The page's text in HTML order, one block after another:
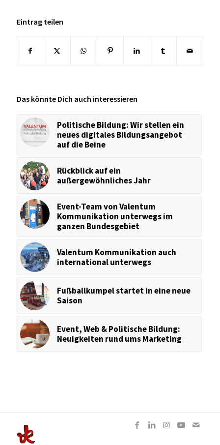
Eintrag teilen
Das könnte Dich auch interessieren
Politische Bildung: Wir stellen ein
neues digitales Bildungsangebot
auf die Beine
Rückblick auf ein
außergewöhnliches Jahr
Event-Team von Valentum
Kommunikation unterwegs im
ganzen Bundesgebiet
Valentum Kommunikation auch
international unterwegs
Fußballkumpel startet in eine neue
Saison
Event, Web & Politische Bildung:
Neuigkeiten rund ums Marketing